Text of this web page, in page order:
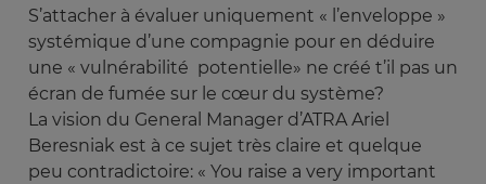
S’attacher à évaluer uniquement « l’enveloppe »
systémique d’une compagnie pour en déduire
une « vulnérabilité potentielle» ne créé t’il pas un
écran de fumée sur le cœur du système?
La vision du General Manager d’ATRA Ariel
Beresniak est à ce sujet très claire et quelque
peu contradictoire: « You raise a very important